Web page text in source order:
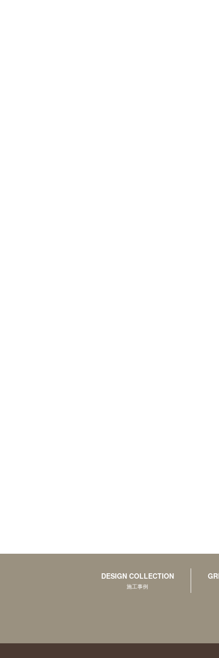
DESIGN COLLECTION
施工事例